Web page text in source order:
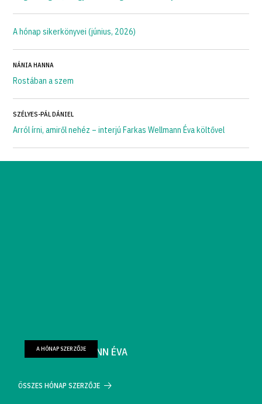
A hónap sikerkönyvei (június, 2026)
NÁNIA HANNA
Rostában a szem
SZÉLYES-PÁL DÁNIEL
Arról írni, amiről nehéz – interjú Farkas Wellmann Éva költővel
FARKAS WELLMANN ÉVA
A HÓNAP SZERZŐJE
ÖSSZES HÓNAP SZERZŐJE